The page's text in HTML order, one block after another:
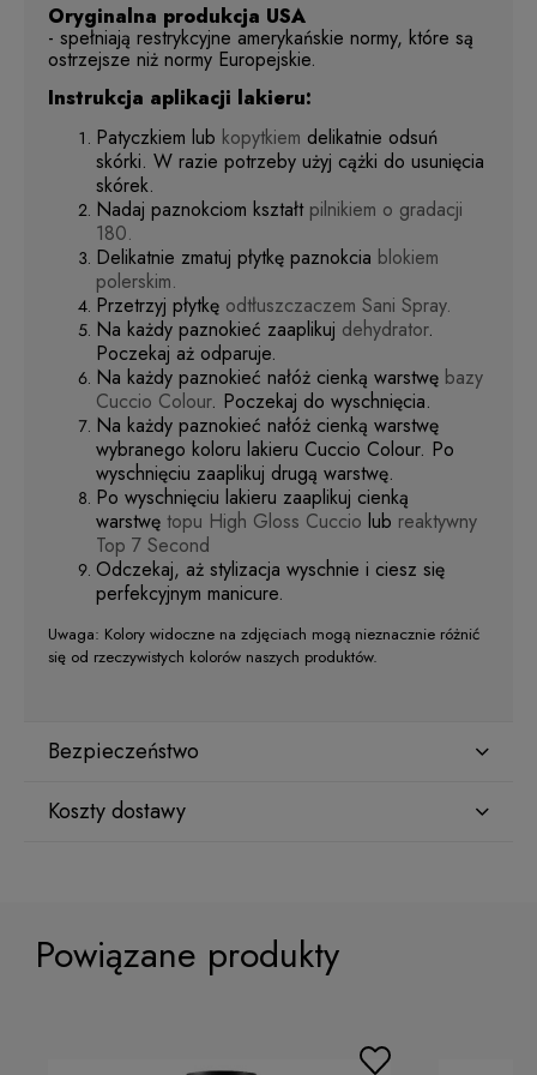
Oryginalna produkcja USA
- spełniają restrykcyjne amerykańskie normy, które są
ostrzejsze niż normy Europejskie.
Instrukcja aplikacji lakieru:
Patyczkiem lub kopytkiem delikatnie odsuń
skórki. W razie potrzeby użyj cążki do usunięcia
skórek.
Nadaj paznokciom kształt pilnikiem o gradacji
180.
Delikatnie zmatuj płytkę paznokcia blokiem
polerskim.
Przetrzyj płytkę odtłuszczaczem Sani Spray.
Na każdy paznokieć zaaplikuj dehydrator.
Poczekaj aż odparuje.
Na każdy paznokieć nałóż cienką warstwę bazy
Cuccio Colour. Poczekaj do wyschnięcia.
Na każdy paznokieć nałóż cienką warstwę
wybranego koloru lakieru Cuccio Colour. Po
wyschnięciu zaaplikuj drugą warstwę.
Po wyschnięciu lakieru zaaplikuj cienką
warstwę topu High Gloss Cuccio lub reaktywny
Top 7 Second
Odczekaj, aż stylizacja wyschnie i ciesz się
perfekcyjnym manicure.
Uwaga: Kolory widoczne na zdjęciach mogą nieznacznie różnić
się od rzeczywistych kolorów naszych produktów.
Bezpieczeństwo
Producent
lcenteno@cuccio.com
800 762 6245
Koszty dostawy
Powiązane produkty